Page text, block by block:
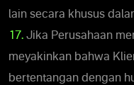
lain secara khusus
17. Jika Perusahaan
meyakinkan bahwa
bertentangan dengan